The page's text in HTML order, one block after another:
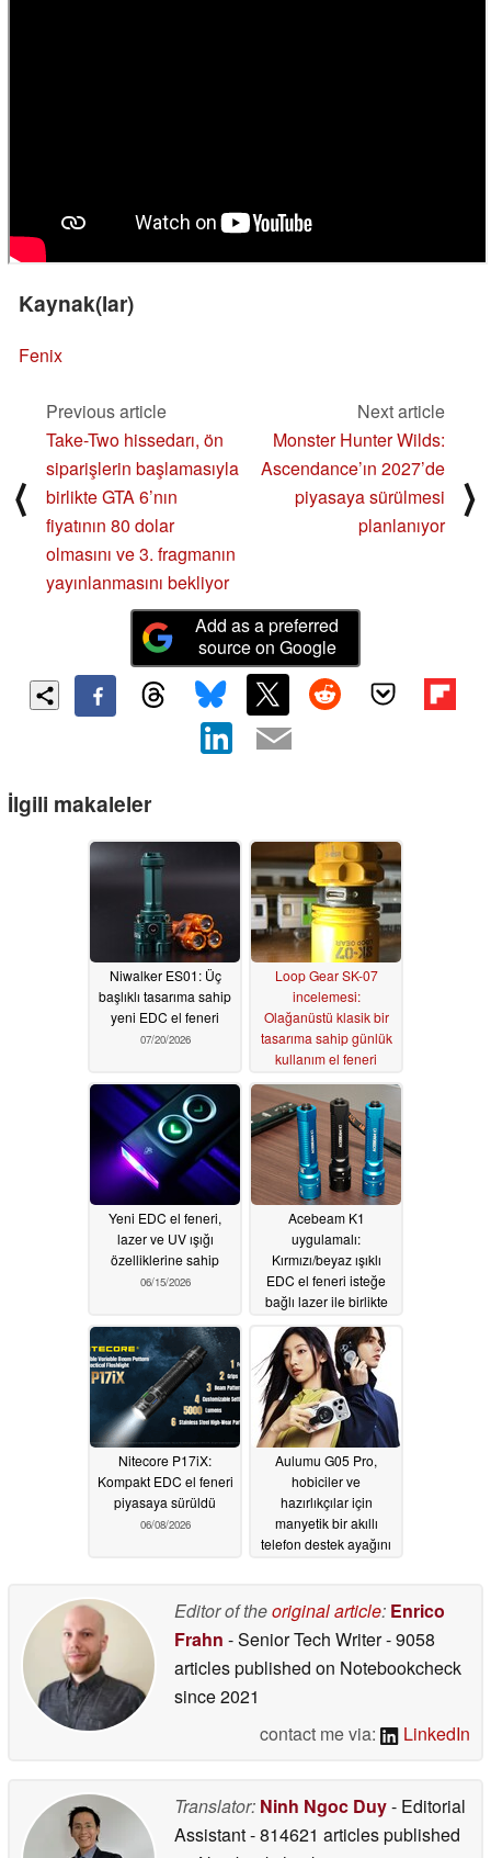
Kaynak(lar)
Fenix
⟨
Previous article
Take-Two hissedarı, ön
siparişlerin başlamasıyla
birlikte GTA 6’nın
fiyatının 80 dolar
olmasını ve 3. fragmanın
yayınlanmasını bekliyor
Next article
Monster Hunter Wilds:
Ascendance’ın 2027’de
piyasaya sürülmesi
planlanıyor
⟩
Add as a preferred
source on Google
İlgili makaleler
Niwalker ES01: Üç
başlıklı tasarıma sahip
yeni EDC el feneri
07/20/2026
Loop Gear SK-07
incelemesi:
Olağanüstü klasik bir
tasarıma sahip günlük
kullanım el feneri
07/15/2026
Yeni EDC el feneri,
lazer ve UV ışığı
özelliklerine sahip
06/15/2026
Acebeam K1
uygulamalı:
Kırmızı/beyaz ışıklı
EDC el feneri isteğe
bağlı lazer ile birlikte
geliyor
06/09/2026
Nitecore P17iX:
Kompakt EDC el feneri
piyasaya sürüldü
06/08/2026
Aulumu G05 Pro,
hobiciler ve
hazırlıkçılar için
manyetik bir akıllı
telefon destek ayağını
Editor of theoriginal article: Enrico
Frahn - Senior Tech Writer- 9058
articles published on Notebookcheck
since 2021
contact me via:
LinkedIn
Translator: Ninh Ngoc Duy- Editorial
Assistant- 814621 articles published